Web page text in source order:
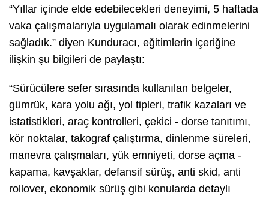
“Yıllar içinde elde edebilecekleri deneyimi, 5 haftada
vaka çalışmalarıyla uygulamalı olarak edinmelerini
sağladık.” diyen Kunduracı, eğitimlerin içeriğine
ilişkin şu bilgileri de paylaştı:
“Sürücülere sefer sırasında kullanılan belgeler,
gümrük, kara yolu ağı, yol tipleri, trafik kazaları ve
istatistikleri, araç kontrolleri, çekici - dorse tanıtımı,
kör noktalar, takograf çalıştırma, dinlenme süreleri,
manevra çalışmaları, yük emniyeti, dorse açma -
kapama, kavşaklar, defansif sürüş, anti skid, anti
rollover, ekonomik sürüş gibi konularda detaylı